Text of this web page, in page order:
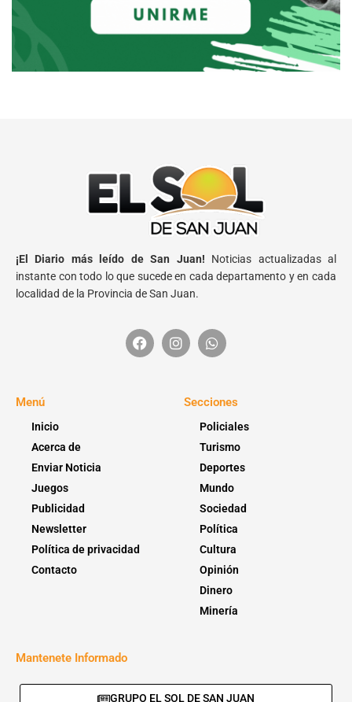
¡El Diario más leído de San Juan! Noticias actualizadas al
instante con todo lo que sucede en cada departamento y en cada
localidad de la Provincia de San Juan.
Menú
Inicio
Acerca de
Enviar Noticia
Juegos
Publicidad
Newsletter
Política de privacidad
Contacto
Secciones
Policiales
Turismo
Deportes
Mundo
Sociedad
Política
Cultura
Opinión
Dinero
Minería
Mantenete Informado
GRUPO EL SOL DE SAN JUAN